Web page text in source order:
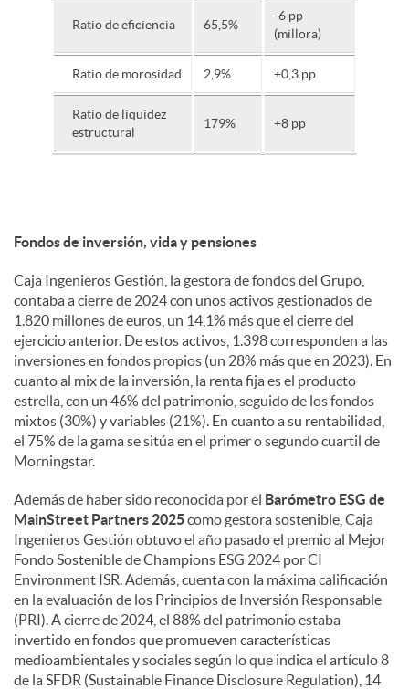
Ratio de eficiencia 65,5%
-6 pp
(millora)
Ratio de morosidad 2,9% +0,3 pp
Ratio de liquidez
estructural
179% +8 pp
Fondos de inversión, vida y pensiones
Caja Ingenieros Gestión, la gestora de fondos del Grupo,
contaba a cierre de 2024 con unos activos gestionados de
1.820 millones de euros, un 14,1% más que el cierre del
ejercicio anterior. De estos activos, 1.398 corresponden a las
inversiones en fondos propios (un 28% más que en 2023). En
cuanto al mix de la inversión, la renta fija es el producto
estrella, con un 46% del patrimonio, seguido de los fondos
mixtos (30%) y variables (21%). En cuanto a su rentabilidad,
el 75% de la gama se sitúa en el primer o segundo cuartil de
Morningstar.
Además de haber sido reconocida por el Barómetro ESG de
MainStreet Partners 2025como gestora sostenible, Caja
Ingenieros Gestión obtuvo el año pasado el premio al Mejor
Fondo Sostenible de Champions ESG 2024 por CI
Environment ISR. Además, cuenta con la máxima calificación
en la evaluación de los Principios de Inversión Responsable
(PRI). A cierre de 2024, el 88% del patrimonio estaba
invertido en fondos que promueven características
medioambientales y sociales según lo que indica el artículo 8
de la SFDR (Sustainable Finance Disclosure Regulation), 14